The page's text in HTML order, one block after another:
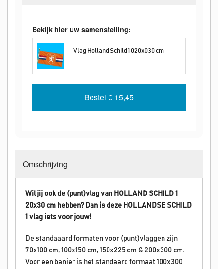
Bekijk hier uw samenstelling:
Vlag Holland Schild 1 020x030 cm
Bestel € 15,45
Omschrijving
Wil jij ook de (punt)vlag van HOLLAND SCHILD 1
20x30 cm hebben? Dan is deze HOLLANDSE SCHILD
1 vlag iets voor jouw!
De standaaard formaten voor (punt)vlaggen zijn
70x100 cm, 100x150 cm, 150x225 cm & 200x300 cm.
Voor een banier is het standaard formaat 100x300